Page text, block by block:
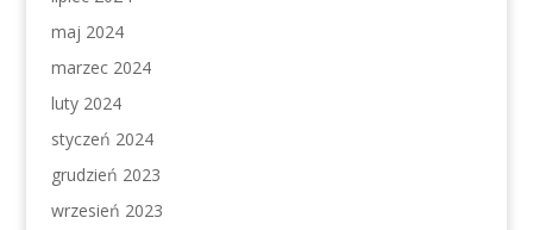
maj 2024
marzec 2024
luty 2024
styczeń 2024
grudzień 2023
wrzesień 2023